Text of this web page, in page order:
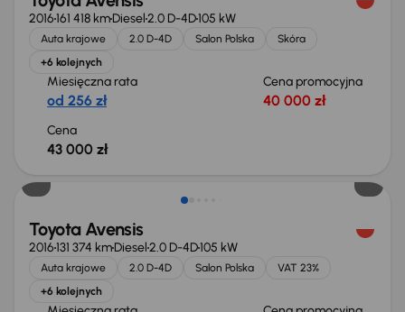
2016161 418 kmDiesel2.0 D-4D105 kW
Auta krajowe 2.0 D-4D Salon Polska
Skóra
+6 kolejnych
Miesięczna rata
od 256 zł
Cena promocyjna
40 000 zł
Cena
43 000 zł
Toyota Avensis
2016131 374 kmDiesel2.0 D-4D105 kW
Auta krajowe 2.0 D-4D Salon Polska
VAT 23%
+6 kolejnych